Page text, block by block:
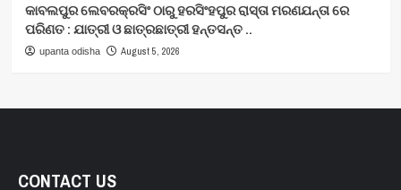
କାବଲପୁର ଲେବରକ୍ରସିଂ ଠାରୁ ହରସିଂହପୁର ରାସ୍ତା ମରଣଯନ୍ତା ରେ
ପରିଣତ : ଯାତ୍ରୀ ଓ ଛାତ୍ରଛାତ୍ରୀ ହନ୍ତସନ୍ତ ..
upanta odisha August 5, 2026
CONTACT US